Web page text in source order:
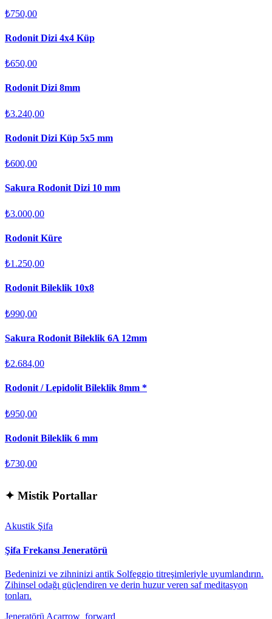
₺750,00
Rodonit Dizi 4x4 Küp
₺650,00
Rodonit Dizi 8mm
₺3.240,00
Rodonit Dizi Küp 5x5 mm
₺600,00
Sakura Rodonit Dizi 10 mm
₺3.000,00
Rodonit Küre
₺1.250,00
Rodonit Bileklik 10x8
₺990,00
Sakura Rodonit Bileklik 6A 12mm
₺2.684,00
Rodonit / Lepidolit Bileklik 8mm *
₺950,00
Rodonit Bileklik 6 mm
₺730,00
✦ Mistik Portallar
Akustik Şifa
Şifa Frekansı Jeneratörü
Bedeninizi ve zihninizi antik Solfeggio titreşimleriyle uyumlandırın.
Zihinsel odağı güçlendiren ve derin huzur veren saf meditasyon
tonları.
Jeneratörü Açarrow_forward